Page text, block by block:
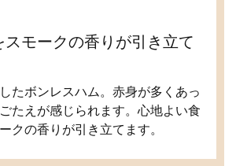
モークの香りが引き立て
たボンレスハム。赤身が多くあっ
たえが感じられます。心地よい食
クの香りが引き立てます。